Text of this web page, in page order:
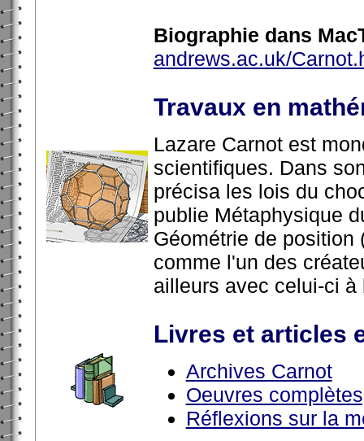
Biographie dans
andrews.ac.uk/
Travaux en
Lazare Carnot est
scientifiques. Dans
précisa les lois du
publie Métaphysique
Géométrie de position
comme l'un des
ailleurs avec celui-ci
Livres et articles
Archives Carnot
Oeuvres
Réflexions sur la